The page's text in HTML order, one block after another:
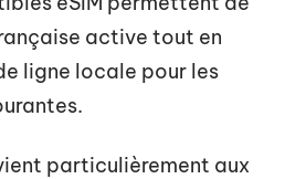
active tout en
ligne locale pour les
particulièrement aux